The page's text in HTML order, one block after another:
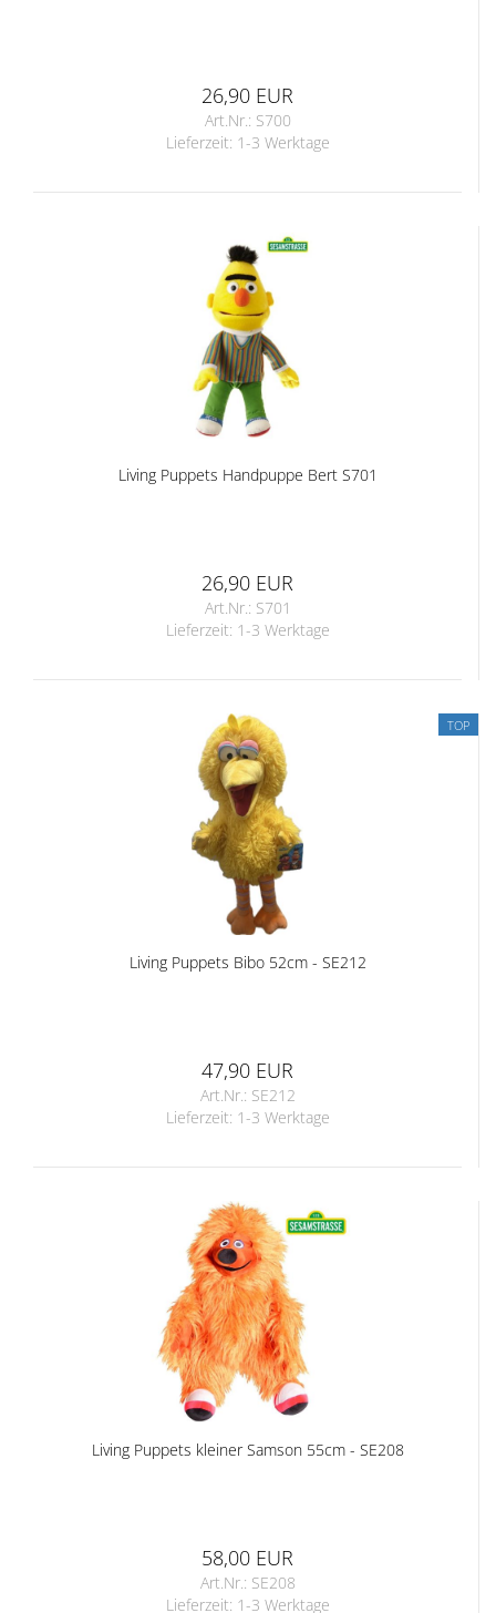
26,90 EUR
Art.Nr.: S700
Lieferzeit: 1-3 Werktage
Living Puppets Handpuppe Bert S701
26,90 EUR
Art.Nr.: S701
Lieferzeit: 1-3 Werktage
TOP
Living Puppets Bibo 52cm - SE212
47,90 EUR
Art.Nr.: SE212
Lieferzeit: 1-3 Werktage
Living Puppets kleiner Samson 55cm - SE208
58,00 EUR
Art.Nr.: SE208
Lieferzeit: 1-3 Werktage